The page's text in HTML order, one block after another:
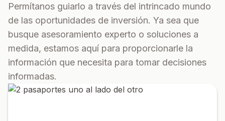
Permítanos guiarlo a través del intrincado mundo
de las oportunidades de inversión. Ya sea que
busque asesoramiento experto o soluciones a
medida, estamos aquí para proporcionarle la
información que necesita para tomar decisiones
informadas.